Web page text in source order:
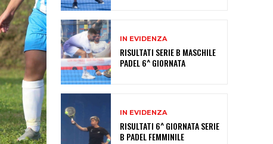
IN EVIDENZA
RISULTATI SERIE B MASCHILE
PADEL 6^ GIORNATA
IN EVIDENZA
RISULTATI 6^ GIORNATA SERIE
B PADEL FEMMINILE